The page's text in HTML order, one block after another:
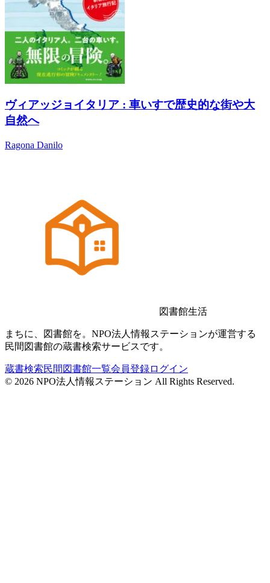
ヴィアッジョイタリア : 車いすで歴史的な街や大
自然へ
Ragona Danilo
図書館生活
まちに、図書館を。NPO法人情報ステーションが運営する
民間図書館の蔵書検索サービスです。
蔵書検索民間図書館一覧会員登録ログイン
© 2026 NPO法人情報ステーション All Rights Reserved.